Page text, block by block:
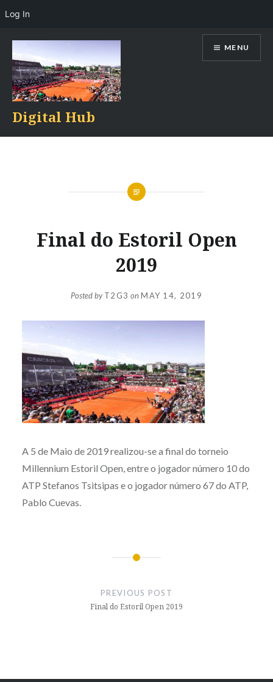
content
Digital Hub
MENU
Final do Estoril Open
2019
Posted byT2G3 onMAY 14, 2019
A 5 de Maio de 2019 realizou-se a final do torneio
Millennium Estoril Open, entre o jogador número 10 do
ATP Stefanos Tsitsipas e o jogador número 67 do ATP,
Pablo Cuevas.
PREVIOUS POST
Final do Estoril Open 2019
Log In